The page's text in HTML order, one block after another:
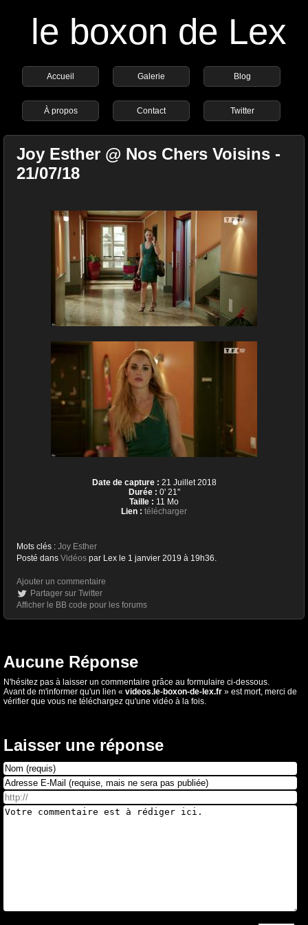
le boxon de Lex
Accueil Galerie Blog
À propos Contact Twitter
Joy Esther @ Nos Chers Voisins -
21/07/18
Date de capture : 21 Juillet 2018
Durée : 0' 21''
Taille : 11 Mo
Lien : télécharger
Mots clés : Joy Esther
Posté dans Vidéos par Lex le 1 janvier 2019 à 19h36.
Ajouter un commentaire
Partager sur Twitter
Afficher le BB code pour les forums
Aucune Réponse
N'hésitez pas à laisser un commentaire grâce au formulaire ci-dessous.
Avant de m'informer qu'un lien « videos.le-boxon-de-lex.fr » est mort, merci de
vérifier que vous ne téléchargez qu'une vidéo à la fois.
Laisser une réponse